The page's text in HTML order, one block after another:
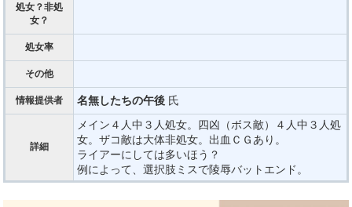
処女？非処
女？
処女率
その他
情報提供者 名無したちの午後 氏
詳細
メイン４人中３人処女。四凶（ボス敵）４人中３人処
女。ザコ敵は大体非処女。出血ＣＧあり。
ライアーにしては多いほう？
例によって、選択肢ミスで陵辱バットエンド。